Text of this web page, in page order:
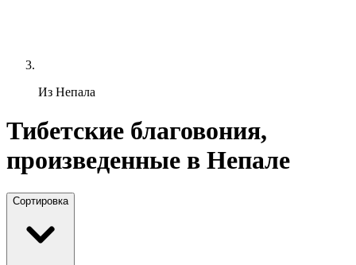
Из Непала
Тибетские благовония,
произведенные в Непале
Сортировка